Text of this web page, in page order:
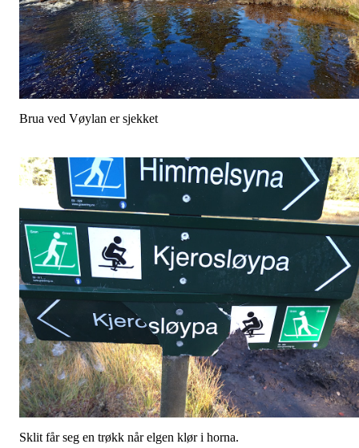
Brua ved Vøylan er sjekket
Sklit får seg en trøkk når elgen klør i horna.